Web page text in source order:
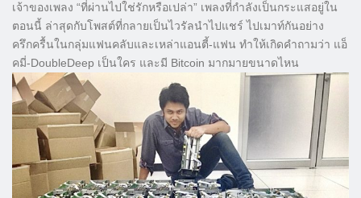
เจ้าของเพลง “ที่ผ่านไปใช่รักหรือเปล่า” เพลงที่กำลังเป็นกระแสอยู่ใน
ตอนนี้ ล่าสุดกับโพสต์ที่กลายเป็นไวรัลนำไปแชร์ ไปเมาท์กันอย่าง
ครึกครื้นในกลุ่มแฟนคลับและเหล่าแอนตี้-แฟน ทำให้เกิดคำถามว่า แอ็
คมี่-DoubleDeep เป็นใคร และมี Bitcoin มากมายขนาดไหน